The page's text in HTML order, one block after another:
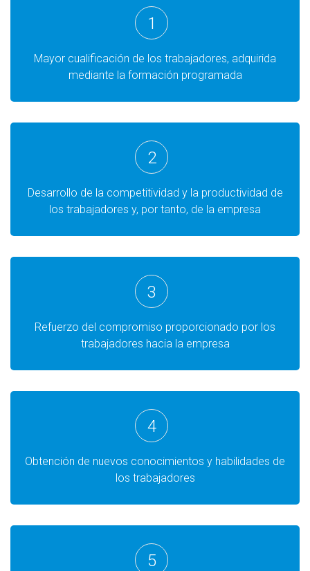
1
Mayor cualificación de los trabajadores, adquirida
mediante la formación programada
2
Desarrollo de la competitividad y la productividad de
los trabajadores y, por tanto, de la empresa
3
Refuerzo del compromiso proporcionado por los
trabajadores hacia la empresa
4
Obtención de nuevos conocimientos y habilidades de
los trabajadores
5